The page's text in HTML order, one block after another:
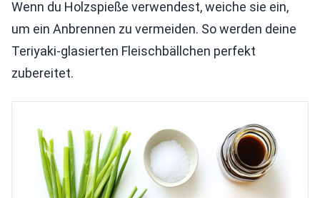
Wenn du Holzspieße verwendest, weiche sie ein,
um ein Anbrennen zu vermeiden. So werden deine
Teriyaki-glasierten Fleischbällchen perfekt
zubereitet.